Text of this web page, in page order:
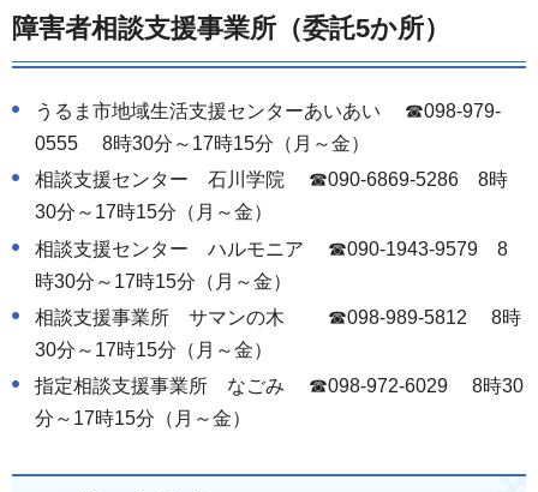
障害者相談支援事業所（委託5か所）
うるま市地域生活支援センターあいあい ☎098-979-
0555 8時30分～17時15分（月～金）
相談支援センター 石川学院 ☎090-6869-5286 8時
30分～17時15分（月～金）
相談支援センター ハルモニア ☎090-1943-9579 8
時30分～17時15分（月～金）
相談支援事業所 サマンの木 ☎098-989-5812 8時
30分～17時15分（月～金）
指定相談支援事業所 なごみ ☎098-972-6029 8時30
分～17時15分（月～金）